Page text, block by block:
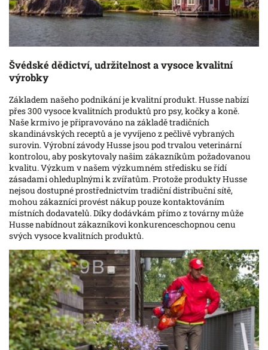
Švédské dědictví, udržitelnost a vysoce kvalitní
výrobky
Základem našeho podnikání je kvalitní produkt. Husse nabízí
přes 300 vysoce kvalitních produktů pro psy, kočky a koně.
Naše krmivo je připravováno na základě tradičních
skandinávských receptů a je vyvíjeno z pečlivě vybraných
surovin. Výrobní závody Husse jsou pod trvalou veterinární
kontrolou, aby poskytovaly našim zákazníkům požadovanou
kvalitu. Výzkum v našem výzkumném středisku se řídí
zásadami ohleduplnými k zvířatům. Protože produkty Husse
nejsou dostupné prostřednictvím tradiční distribuční sítě,
mohou zákazníci provést nákup pouze kontaktováním
místních dodavatelů. Díky dodávkám přímo z továrny může
Husse nabídnout zákazníkovi konkurenceschopnou cenu
svých vysoce kvalitních produktů.